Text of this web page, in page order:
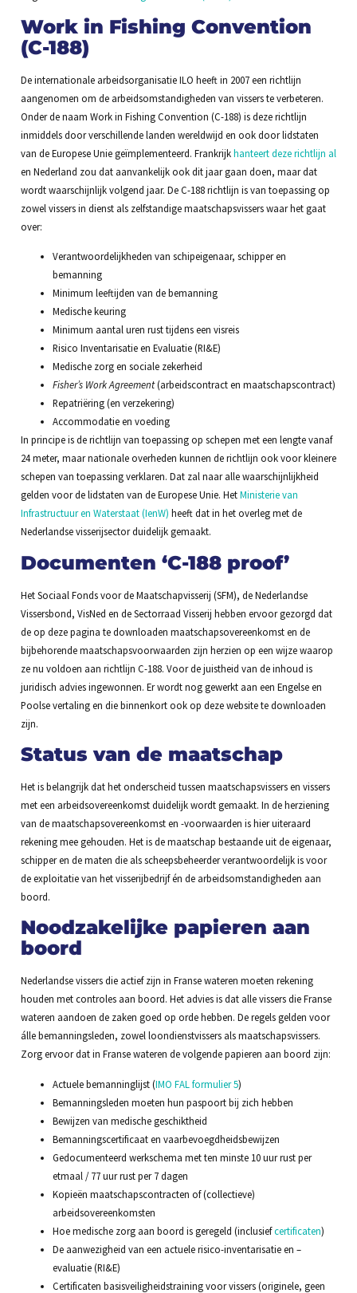
Work in Fishing Convention
(C-188)
De internationale arbeidsorganisatie ILO heeft in 2007 een richtlijn
aangenomen om de arbeidsomstandigheden van vissers te verbeteren.
Onder de naam Work in Fishing Convention (C-188) is deze richtlijn
inmiddels door verschillende landen wereldwijd en ook door lidstaten
van de Europese Unie geïmplementeerd. Frankrijkhanteert deze richtlijn al
en Nederland zou dat aanvankelijk ook dit jaar gaan doen, maar dat
wordt waarschijnlijk volgend jaar. De C-188 richtlijn is van toepassing op
zowel vissers in dienst als zelfstandige maatschapsvissers waar het gaat
over:
Verantwoordelijkheden van schipeigenaar, schipper en
bemanning
Minimum leeftijden van de bemanning
Medische keuring
Minimum aantal uren rust tijdens een visreis
Risico Inventarisatie en Evaluatie (RI&E)
Medische zorg en sociale zekerheid
Fisher’s Work Agreement(arbeidscontract en maatschapscontract)
Repatriëring (en verzekering)
Accommodatie en voeding
In principe is de richtlijn van toepassing op schepen met een lengte vanaf
24 meter, maar nationale overheden kunnen de richtlijn ook voor kleinere
schepen van toepassing verklaren. Dat zal naar alle waarschijnlijkheid
gelden voor de lidstaten van de Europese Unie. HetMinisterie van
Infrastructuur en Waterstaat (IenW) heeft dat in het overleg met de
Nederlandse visserijsector duidelijk gemaakt.
Documenten ‘C-188 proof’
Het Sociaal Fonds voor de Maatschapvisserij (SFM), de Nederlandse
Vissersbond, VisNed en de Sectorraad Visserij hebben ervoor gezorgd dat
de op deze pagina te downloaden maatschapsovereenkomst en de
bijbehorende maatschapsvoorwaarden zijn herzien op een wijze waarop
ze nu voldoen aan richtlijn C-188. Voor de juistheid van de inhoud is
juridisch advies ingewonnen. Er wordt nog gewerkt aan een Engelse en
Poolse vertaling en die binnenkort ook op deze website te downloaden
zijn.
Status van de maatschap
Het is belangrijk dat het onderscheid tussen maatschapsvissers en vissers
met een arbeidsovereenkomst duidelijk wordt gemaakt. In de herziening
van de maatschapsovereenkomst en -voorwaarden is hier uiteraard
rekening mee gehouden. Het is de maatschap bestaande uit de eigenaar,
schipper en de maten die als scheepsbeheerder verantwoordelijk is voor
de exploitatie van het visserijbedrijf én de arbeidsomstandigheden aan
boord.
Noodzakelijke papieren aan
boord
Nederlandse vissers die actief zijn in Franse wateren moeten rekening
houden met controles aan boord. Het advies is dat alle vissers die Franse
wateren aandoen de zaken goed op orde hebben. De regels gelden voor
álle bemanningsleden, zowel loondienstvissers als maatschapsvissers.
Zorg ervoor dat in Franse wateren de volgende papieren aan boord zijn:
Actuele bemanninglijst (IMO FAL formulier 5)
Bemanningsleden moeten hun paspoort bij zich hebben
Bewijzen van medische geschiktheid
Bemanningscertificaat en vaarbevoegdheidsbewijzen
Gedocumenteerd werkschema met ten minste 10 uur rust per
etmaal / 77 uur rust per 7 dagen
Kopieën maatschapscontracten of (collectieve)
arbeidsovereenkomsten
Hoe medische zorg aan boord is geregeld (inclusiefcertificaten)
De aanwezigheid van een actuele risico-inventarisatie en –
evaluatie (RI&E)
Certificaten basisveiligheidstraining voor vissers (originele, geen